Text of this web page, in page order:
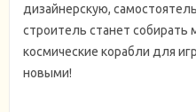
дизайнерскую,
строитель станет
космические корабли для
новыми!